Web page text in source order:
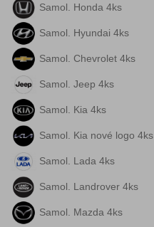
Samol. Honda 4ks
Samol. Hyundai 4ks
Samol. Chevrolet 4ks
Samol. Jeep 4ks
Samol. Kia 4ks
Samol. Kia nové logo 4ks
Samol. Lada 4ks
Samol. Landrover 4ks
Samol. Mazda 4ks